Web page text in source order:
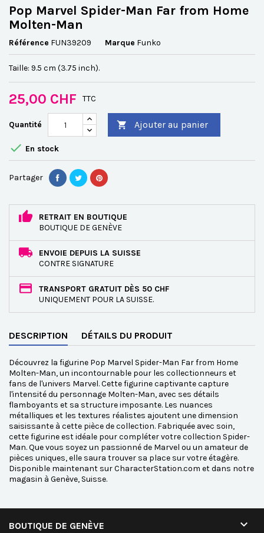
Pop Marvel Spider-Man Far from Home
Molten-Man
Référence FUN39209 Marque Funko
Taille: 9.5 cm (3.75 inch).
25,00 CHF TTC
Quantité  Ajouter au panier
 En stock
Partager
RETRAIT EN BOUTIQUE
BOUTIQUE DE GENÈVE
ENVOIE DEPUIS LA SUISSE
CONTRE SIGNATURE
TRANSPORT GRATUIT DÈS 50 CHF
UNIQUEMENT POUR LA SUISSE.
DESCRIPTION DÉTAILS DU PRODUIT
Découvrez la figurine Pop Marvel Spider-Man Far from Home
Molten-Man, un incontournable pour les collectionneurs et
fans de l'univers Marvel. Cette figurine captivante capture
l'intensité du personnage Molten-Man, avec ses détails
flamboyants et sa structure imposante. Les nuances
métalliques et les textures réalistes ajoutent une dimension
saisissante à cette pièce de collection. Fabriquée avec soin,
cette figurine est idéale pour compléter votre collection Spider-
Man. Que vous soyez un passionné de Marvel ou un amateur de
pièces uniques, elle saura trouver sa place sur votre étagère.
Disponible maintenant sur CharacterStation.com et dans notre
magasin à Genève, Suisse.
BOUTIQUE DE GENÈVE 